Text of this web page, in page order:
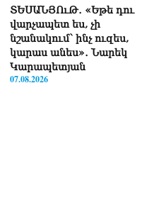
ՏԵՍԱՆՅՈւԹ․ «Եթե դու
վարչապետ ես, չի
նշանակում՝ ինչ ուզես,
կարաս անես»․ Նարեկ
Կարապետյան
07.08.2026